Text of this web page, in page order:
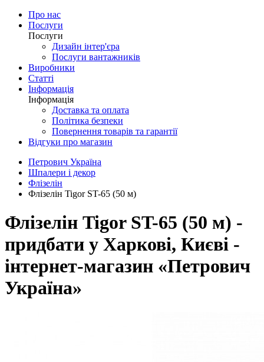
Про нас
Послуги
Послуги
Дизайн інтер'єра
Послуги вантажників
Виробники
Статті
Інформація
Інформація
Доставка та оплата
Політика безпеки
Повернення товарів та гарантії
Відгуки про магазин
Петрович Україна
Шпалери і декор
Флізелін
Флізелін Tigor ST-65 (50 м)
Флізелін Tigor ST-65 (50 м) -
придбати у Харкові, Києві -
інтернет-магазин «Петрович
Україна»